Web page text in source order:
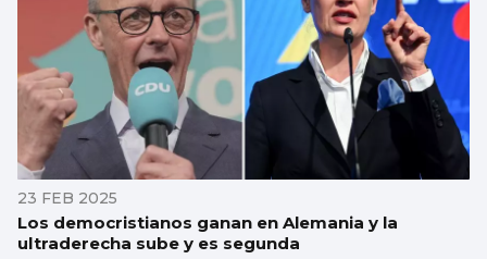
23 FEB 2025
Los democristianos ganan en Alemania y la
ultraderecha sube y es segunda